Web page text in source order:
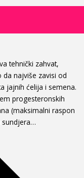
tehnički zahvat,
najviše zavisi od
jajnih ćelija i semena.
progesteronskih
(maksimalni raspon
sundjera…